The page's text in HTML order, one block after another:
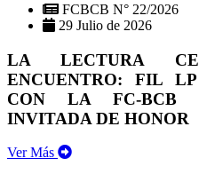
FCBCB N° 22/2026
29 Julio de 2026
LA LECTURA
ENCUENTRO: FIL
CON LA FC-BCB
INVITADA DE HONOR
Ver Más